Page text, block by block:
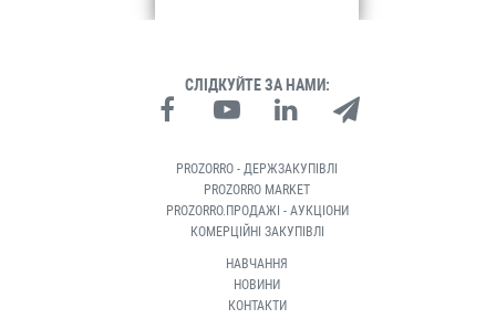
СЛІДКУЙТЕ ЗА НАМИ:
PROZORRO - ДЕРЖЗАКУПІВЛІ
PROZORRO MARKET
PROZORRO.ПРОДАЖІ - АУКЦІОНИ
КОМЕРЦІЙНІ ЗАКУПІВЛІ
НАВЧАННЯ
НОВИНИ
КОНТАКТИ